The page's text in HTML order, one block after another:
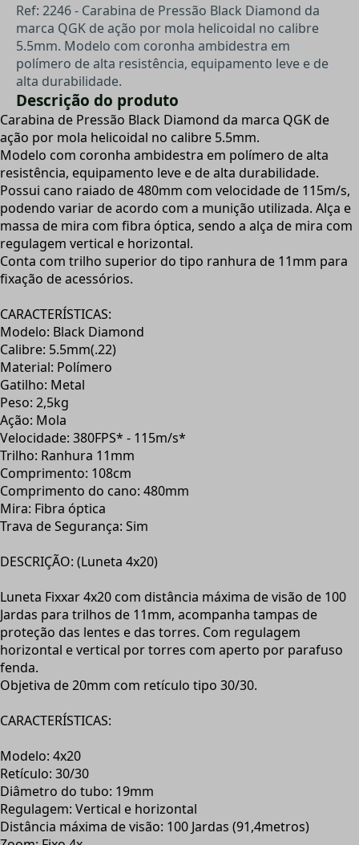
Ref: 2246 - Carabina de Pressão Black Diamond da
marca QGK de ação por mola helicoidal no calibre
5.5mm. Modelo com coronha ambidestra em
polímero de alta resistência, equipamento leve e de
alta durabilidade.
Descrição do produto
Carabina de Pressão Black Diamond da marca QGK de
ação por mola helicoidal no calibre 5.5mm.
Modelo com coronha ambidestra em polímero de alta
resistência, equipamento leve e de alta durabilidade.
Possui cano raiado de 480mm com velocidade de 115m/s,
podendo variar de acordo com a munição utilizada. Alça e
massa de mira com fibra óptica, sendo a alça de mira com
regulagem vertical e horizontal.
Conta com trilho superior do tipo ranhura de 11mm para
fixação de acessórios.
CARACTERÍSTICAS:
Modelo: Black Diamond
Calibre: 5.5mm(.22)
Material: Polímero
Gatilho: Metal
Peso: 2,5kg
Ação: Mola
Velocidade: 380FPS* - 115m/s*
Trilho: Ranhura 11mm
Comprimento: 108cm
Comprimento do cano: 480mm
Mira: Fibra óptica
Trava de Segurança: Sim
DESCRIÇÃO: (Luneta 4x20)
Luneta Fixxar 4x20 com distância máxima de visão de 100
Jardas para trilhos de 11mm, acompanha tampas de
proteção das lentes e das torres. Com regulagem
horizontal e vertical por torres com aperto por parafuso
fenda.
Objetiva de 20mm com retículo tipo 30/30.
CARACTERÍSTICAS:
Modelo: 4x20
Retículo: 30/30
Diâmetro do tubo: 19mm
Regulagem: Vertical e horizontal
Distância máxima de visão: 100 Jardas (91,4metros)